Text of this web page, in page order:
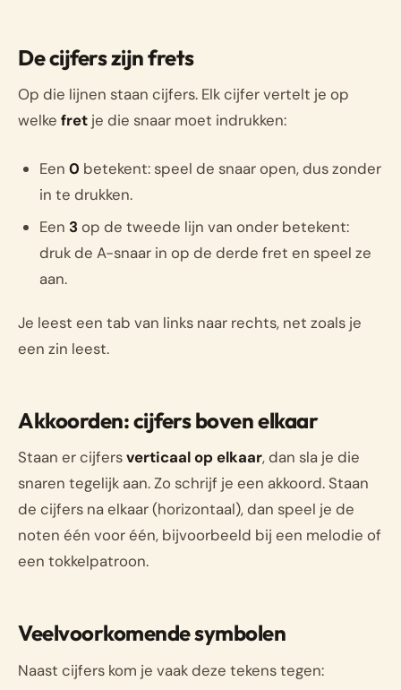
De cijfers zijn frets
Op die lijnen staan cijfers. Elk cijfer vertelt je op
welke fret je die snaar moet indrukken:
Een 0 betekent: speel de snaar open, dus zonder
in te drukken.
Een 3 op de tweede lijn van onder betekent:
druk de A-snaar in op de derde fret en speel ze
aan.
Je leest een tab van links naar rechts, net zoals je
een zin leest.
Akkoorden: cijfers boven elkaar
Staan er cijfersverticaal op elkaar, dan sla je die
snaren tegelijk aan. Zo schrijf je een akkoord. Staan
de cijfers na elkaar (horizontaal), dan speel je de
noten één voor één, bijvoorbeeld bij een melodie of
een tokkelpatroon.
Veelvoorkomende symbolen
Naast cijfers kom je vaak deze tekens tegen: